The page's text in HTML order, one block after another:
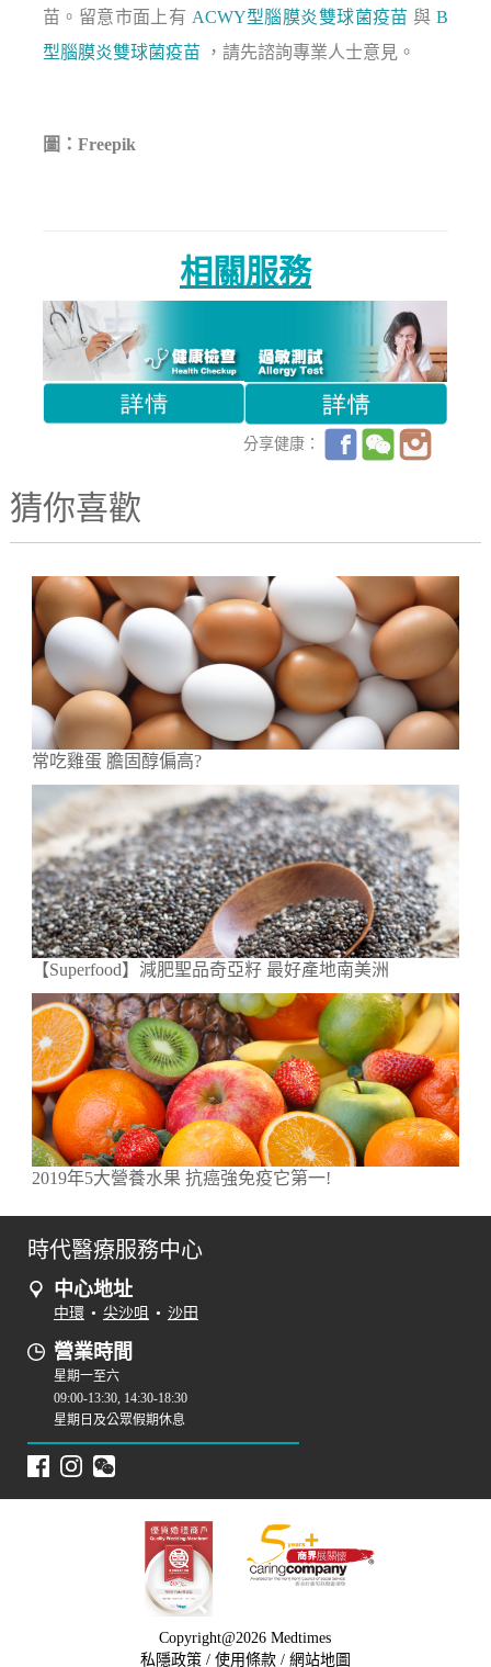
苗。留意市面上有 ACWY型腦膜炎雙球菌疫苗 與 B
型腦膜炎雙球菌疫苗 ，請先諮詢專業人士意見。
圖：Freepik
相關服務
分享健康：
猜你喜歡
常吃雞蛋 膽固醇偏高?
【Superfood】減肥聖品奇亞籽 最好產地南美洲
2019年5大營養水果 抗癌強免疫它第一!
時代醫療服務中心
中心地址
中環 • 尖沙咀 • 沙田
營業時間
星期一至六
09:00-13:30, 14:30-18:30
星期日及公眾假期休息
Copyright@2026 Medtimes
私隱政策 / 使用條款/ 網站地圖